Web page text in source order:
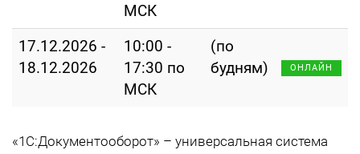
МСК
17.12.2026 -
18.12.2026
10:00 -
17:30 по
МСК
(по
будням)
ОНЛАЙН
«1С:Документооборот» – универсальная система